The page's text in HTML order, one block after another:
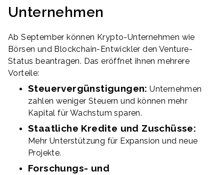
Unternehmen
Ab September können Krypto-Unternehmen wie
Börsen und Blockchain-Entwickler den Venture-
Status beantragen. Das eröffnet ihnen mehrere
Vorteile:
Steuervergünstigungen: Unternehmen
zahlen weniger Steuern und können mehr
Kapital für Wachstum sparen.
Staatliche Kredite und Zuschüsse:
Mehr Unterstützung für Expansion und neue
Projekte.
Forschungs- und